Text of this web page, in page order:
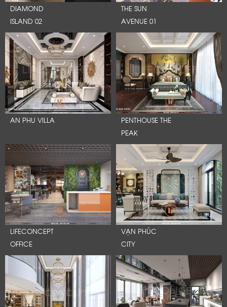
DIAMOND
ISLAND 02
THE SUN
AVENUE 01
AN PHU VILLA
PENTHOUSE THE
PEAK
LIFECONCEPT
OFFICE
VẠN PHÚC
CITY